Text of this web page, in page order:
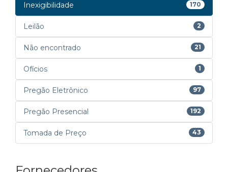
Inexigibilidade 170
Leilão 2
Não encontrado 21
Ofícios 1
Pregão Eletrônico 97
Pregão Presencial 192
Tomada de Preço 43